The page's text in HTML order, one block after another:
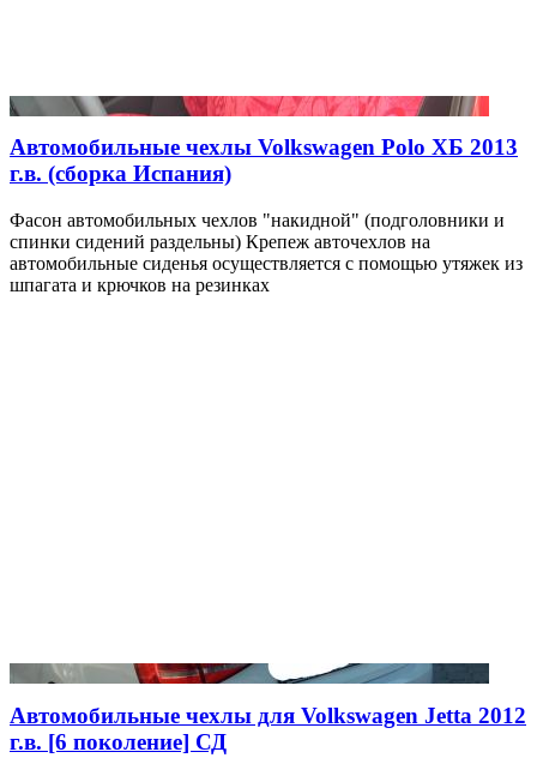
Автомобильные чехлы Volkswagen Polo ХБ 2013
г.в. (сборка Испания)
Фасон автомобильных чехлов "накидной" (подголовники и
спинки сидений раздельны) Крепеж авточехлов на
автомобильные сиденья осуществляется с помощью утяжек из
шпагата и крючков на резинках
Автомобильные чехлы для Volkswagen Jetta 2012
г.в. [6 поколение] СД